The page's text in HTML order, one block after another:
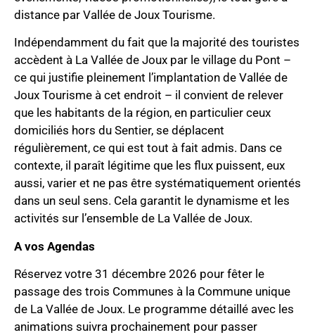
distance par Vallée de Joux Tourisme.
Indépendamment du fait que la majorité des touristes
accèdent à La Vallée de Joux par le village du Pont –
ce qui justifie pleinement l’implantation de Vallée de
Joux Tourisme à cet endroit – il convient de relever
que les habitants de la région, en particulier ceux
domiciliés hors du Sentier, se déplacent
régulièrement, ce qui est tout à fait admis. Dans ce
contexte, il paraît légitime que les flux puissent, eux
aussi, varier et ne pas être systématiquement orientés
dans un seul sens. Cela garantit le dynamisme et les
activités sur l’ensemble de La Vallée de Joux.
A vos Agendas
Réservez votre 31 décembre 2026 pour fêter le
passage des trois Communes à la Commune unique
de La Vallée de Joux. Le programme détaillé avec les
animations suivra prochainement pour passer